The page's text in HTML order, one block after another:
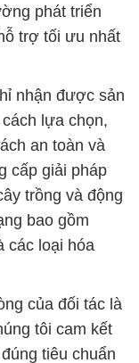
lựa chọn,
an toàn và
giải pháp
trồng và động
bao gồm
loại hóa
của đối tác là
tôi cam kết
tiêu chuẩn
an toàn và
nhân trong
cấp các sản